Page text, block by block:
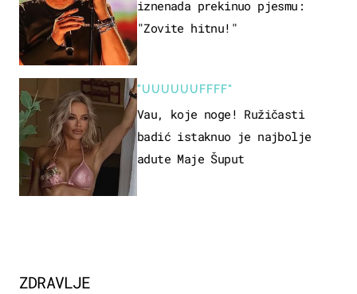
iznenada prekinuo pjesmu:
"Zovite hitnu!"
"UUUUUUFFFF"
Vau, koje noge! Ružičasti
badić istaknuo je najbolje
adute Maje Šuput
ZDRAVLJE